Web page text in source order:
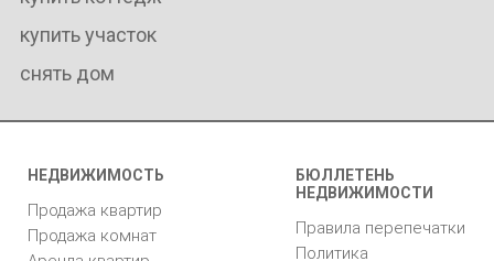
купить участок
снять дом
НЕДВИЖИМОСТЬ
Продажа квартир
Продажа комнат
БЮЛЛЕТЕНЬ
НЕДВИЖИМОСТИ
Правила перепечатки
Политика